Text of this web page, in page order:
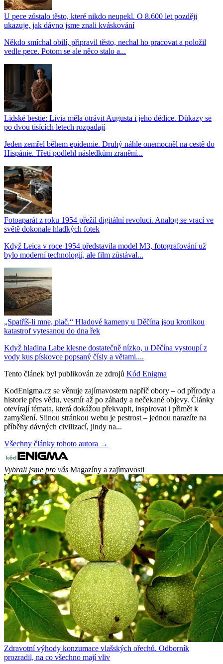
U pece zůstalo těsto, které nikdo neupekl. O 8.600 let později
ukazuje, jak dávno jsme znali kváskování
Někdo smíchal obilí, připravil těsto, nechal ho pracovat a položil
vedle pece. Potom se ale něco stalo a...
Lidské bestie: Livia měla otrávit Augusta i jeho dědice. Důkazy se
po dvou tisících letech rozpadají
Jeden zemřel během epidemie. Druhý náhle onemocněl na cestě do
Hispánie. Třetí podlehl následkům zranění...
Fotoaparát z roku 1954 přežil digitální revoluci. Analog se vrací ve
světě dokonale hladkých fotek
Když Leica v roce 1954 představila model M3, fotografování už
bylo moderní technologií, ale film zůstával...
„Spatříš-li mne, plač.“ Hladové kameny u Děčína jsou kronikou
katastrof vytesanou do dna řek
Když hladina Labe klesne dostatečně nízko, u Děčína vystoupí z
vody kus pískovce popsaný čísly a větami....
Tento článek byl publikován ze zdrojů Kód Enigma
KodEnigma.cz se věnuje zajímavostem napříč obory – od přírody a
historie přes vědu, vesmír až po záhady a nečekané objevy. Články
otevírají témata, která dokážou překvapit, inspirovat i přimět k
zamyšlení. Silnou stránkou webu je pestrost – jednou narazíte na
příběhy dávných civilizací, jindy na...
Všechny články tohoto autora →
Vybrali jsme pro vás Magazíny a zajímavosti
Zdravotní výhody konzumace vlašských ořechů. Odborník
prozradil, na co všechno mají vliv